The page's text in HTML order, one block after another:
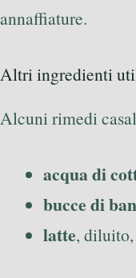
annaffiature.
Altri ingredienti
Alcuni rimedi
acqua di
bucce di
latte,